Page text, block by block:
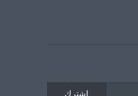
اشترك